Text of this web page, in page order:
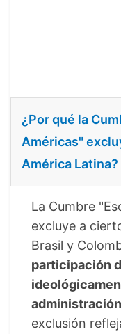
¿Por qué la
Américas"
América Latina?
La Cumbre
excluye a
Brasil y
participación
exclusión